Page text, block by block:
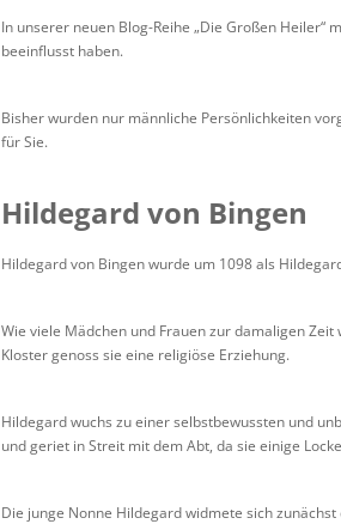
In unserer neuen Blog-Reihe „Die Großen
beeinflusst haben.
Bisher wurden nur männliche Persönlichkeiten
für Sie.
Hildegard von Bingen
Hildegard von Bingen wurde um 1098 als
Wie viele Mädchen und Frauen zur damaligen
Kloster genoss sie eine religiöse Erziehung.
Hildegard wuchs zu einer selbstbewussten und
und geriet in Streit mit dem Abt, da sie einige
Die junge Nonne Hildegard widmete sich